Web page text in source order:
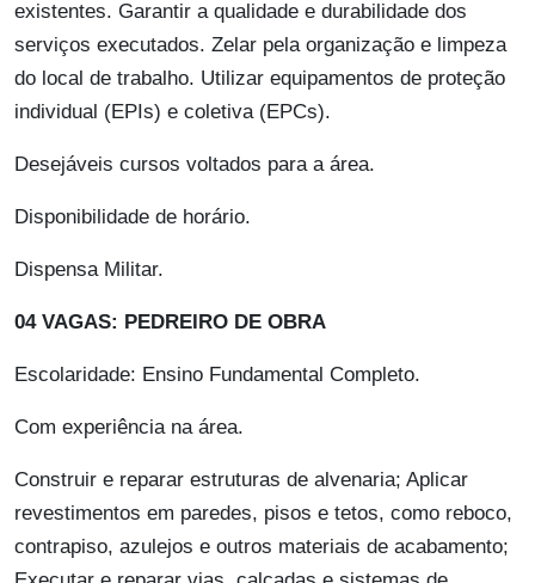
existentes. Garantir a qualidade e durabilidade dos
serviços executados. Zelar pela organização e limpeza
do local de trabalho. Utilizar equipamentos de proteção
individual (EPIs) e coletiva (EPCs).
Desejáveis cursos voltados para a área.
Disponibilidade de horário.
Dispensa Militar.
04 VAGAS: PEDREIRO DE OBRA
Escolaridade: Ensino Fundamental Completo.
Com experiência na área.
Construir e reparar estruturas de alvenaria; Aplicar
revestimentos em paredes, pisos e tetos, como reboco,
contrapiso, azulejos e outros materiais de acabamento;